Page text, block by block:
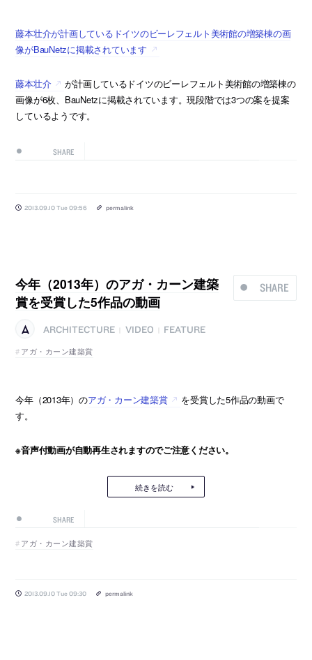
藤本壮介が計画しているドイツのビーレフェルト美術館の増築棟の画
像がBauNetzに掲載されています
藤本壮介
が計画しているドイツのビーレフェルト美術館の増築棟の
画像が6枚、BauNetzに掲載されています。現段階では3つの案を提案
しているようです。
SHARE
2013.09.10 Tue 09:56 permalink
SHARE
今年（2013年）のアガ・カーン建築
賞を受賞した5作品の動画
ARCHITECTURE VIDEO
FEATURE
アガ・カーン建築賞
今年（2013年）のアガ・カーン建築賞
を受賞した5作品の動画で
す。
※音声付動画が自動再生されますのでご注意ください。
続きを読む
SHARE
アガ・カーン建築賞
2013.09.10 Tue 09:30 permalink